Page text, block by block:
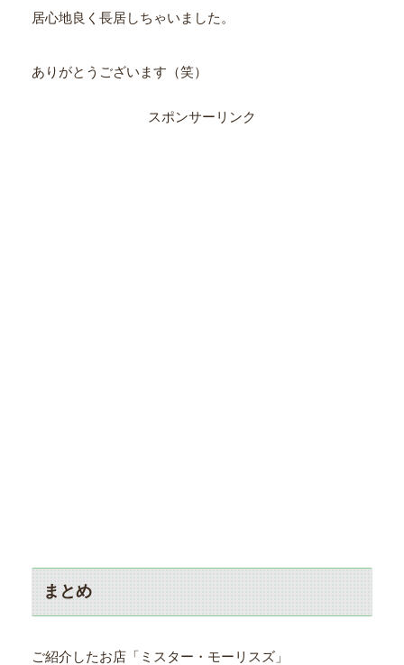
居心地良く長居しちゃいました。
ありがとうございます（笑）
スポンサーリンク
まとめ
ご紹介したお店「ミスター・モーリスズ」